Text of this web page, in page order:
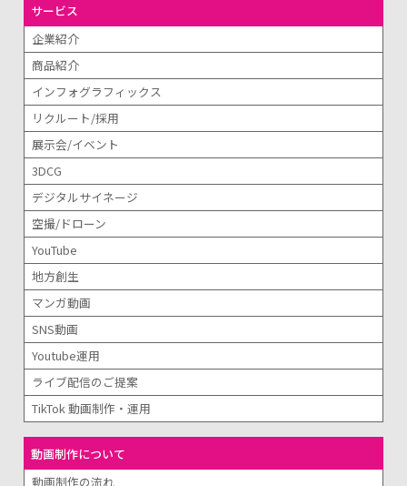
サービス
企業紹介
商品紹介
インフォグラフィックス
リクルート/採用
展示会/イベント
3DCG
デジタルサイネージ
空撮/ドローン
YouTube
地方創生
マンガ動画
SNS動画
Youtube運用
ライブ配信のご提案
TikTok 動画制作・運用
動画制作について
動画制作の流れ